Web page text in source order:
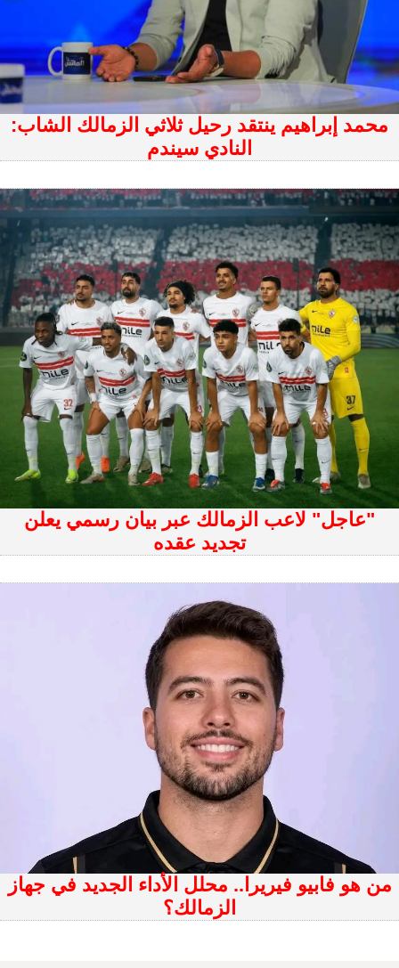
محمد إبراهيم ينتقد رحيل ثلاثي الزمالك الشاب:
النادي سيندم
"عاجل" لاعب الزمالك عبر بيان رسمي يعلن
تجديد عقده
من هو فابيو فيريرا.. محلل الأداء الجديد في جهاز
الزمالك؟